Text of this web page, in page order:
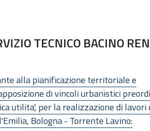
TECNICO BACINO
alla pianificazione territoriale e
di vincoli urbanistici
utilita', per la realizzazione di lavori
Bologna - Torrente Lavino: